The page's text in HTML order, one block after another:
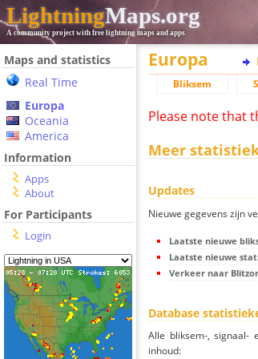
LightningMaps.org
A community project with free lightning maps and apps
Maps and statistics
Real Time
Europa
Oceania
America
Information
Apps
About
For Participants
Login
Europa
Bliksem
Please note that
Meer
Updates
Nieuwe gegevens zijn
Laatste nieuwe
Laatste nieuwe
Verkeer naar
Database
Alle bliksem-, signaal-
inhoud: